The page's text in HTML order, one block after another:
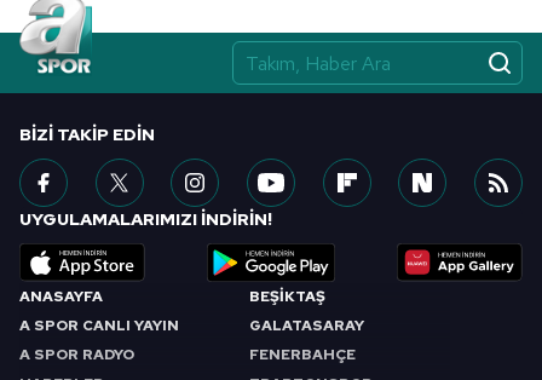
ANASAYFA
A SPOR CANLI YAYIN
A SPOR RADYO
BEŞİKTAŞ
GALATASARAY
FENERBAHÇE
BIZI TAKIP EDIN
UYGULAMALARIMIZI İNDİRİN!